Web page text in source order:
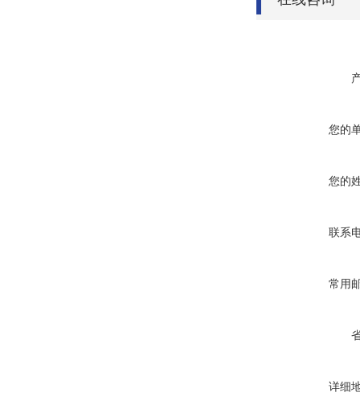
您的
您的
联系
常用
详细